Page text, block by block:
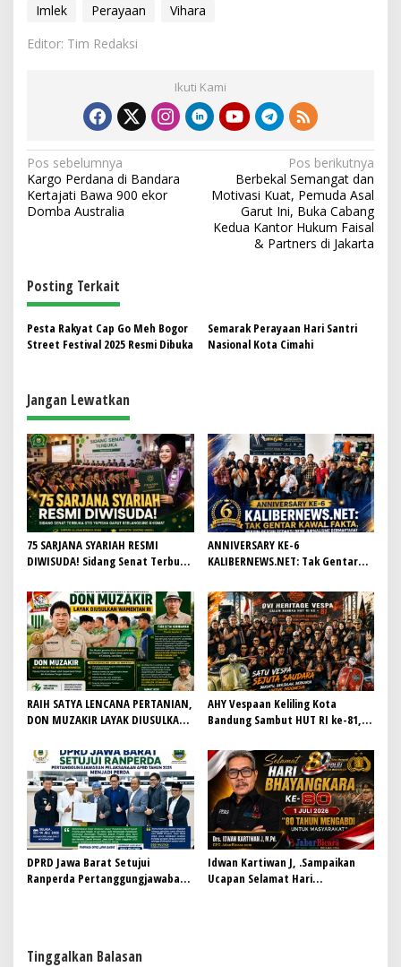
Imlek Perayaan
Vihara
Editor: Tim Redaksi
Ikuti Kami
N
a
v
a
s
i
o
s
Pos sebelumnya
Kargo Perdana di Bandara
Kertajati Bawa 900 ekor
Domba Australia
Pos berikutnya
Berbekal Semangat dan
Motivasi Kuat, Pemuda Asal
Garut Ini, Buka Cabang
Kedua Kantor Hukum Faisal
& Partners di Jakarta
Posting Terkait
Pesta Rakyat Cap Go Meh Bogor
Street Festival 2025 Resmi Dibuka
Semarak Perayaan Hari Santri
Nasional Kota Cimahi
Jangan Lewatkan
75 SARJANA SYARIAH RESMI
DIWISUDA! Sidang Senat Terbuka
Khidmat, Siapkan Lulusan
Berdaya Saing dan Berintegritas
ANNIVERSARY KE-6
KALIBERNEWS.NET: Tak Gentar
Redaksi Demi Jurnalisme
Bermartabat
RAIH SATYA LENCANA PERTANIAN,
DON MUZAKIR LAYAK DIUSULKAN
AHY Vespaan Keliling Kota
Bandung Sambut HUT RI ke-81,
Kemanusiaan
DPRD Jawa Barat Setujui
Ranperda Pertanggungjawaban
Idwan Kartiwan J, .Sampaikan
Ucapan Selamat Hari
Tinggalkan Balasan